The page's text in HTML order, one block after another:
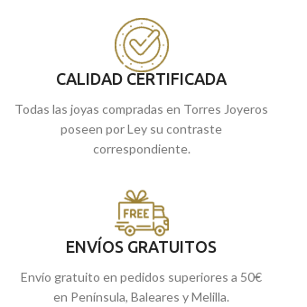
en nuestras tiendas de
online y te la llevamos a casa.
CALIDAD CERTIFICADA
Todas las joyas compradas en Torres Joyeros
poseen por Ley su contraste
correspondiente.
ENVÍOS GRATUITOS
Envío gratuito en pedidos superiores a 50€
en Península, Baleares y Melilla.